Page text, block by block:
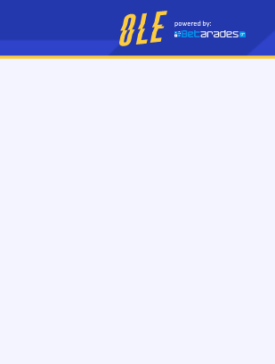
περιεχόμενο